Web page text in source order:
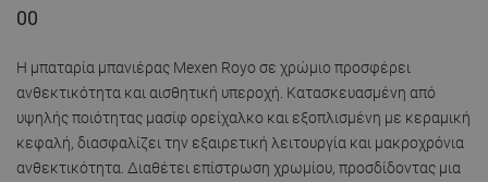
00
Η μπαταρία μπανιέρας Mexen Royo σε χρώμιο προσφέρει
ανθεκτικότητα και αισθητική υπεροχή. Κατασκευασμένη από
υψηλής ποιότητας μασίφ ορείχαλκο και εξοπλισμένη με κεραμική
κεφαλή, διασφαλίζει την εξαιρετική λειτουργία και μακροχρόνια
ανθεκτικότητα. Διαθέτει επίστρωση χρωμίου, προσδίδοντας μια